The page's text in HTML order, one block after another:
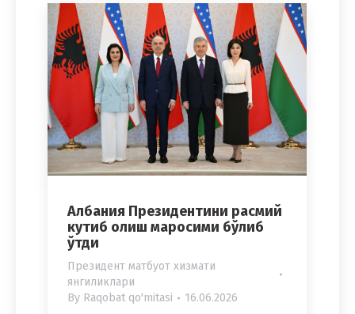
Албания Президентини расмий
кутиб олиш маросими бўлиб
ўтди
Президент матбуот хизмати
янгиликлари
By Raqobat qo'mitasi 16.06.2026